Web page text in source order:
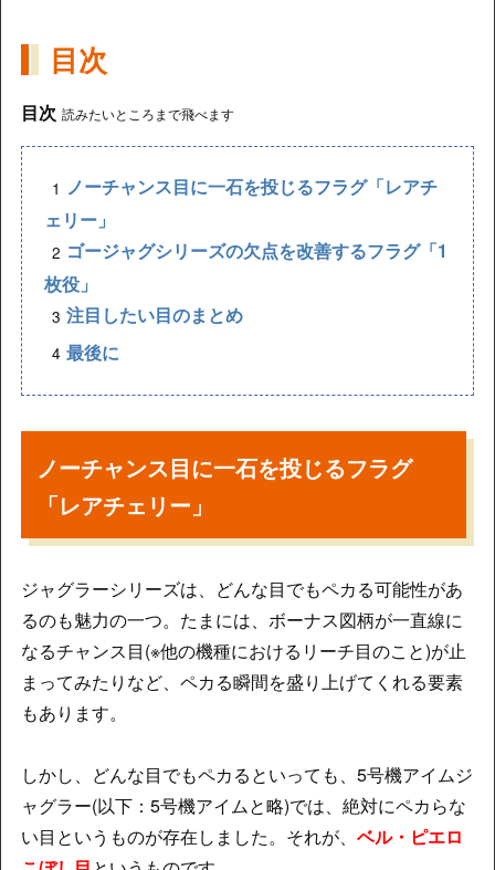
目次
目次 読みたいところまで飛べます
ノーチャンス目に一石を投じるフラグ「レアチ
ェリー」
ゴージャグシリーズの欠点を改善するフラグ「1
枚役」
注目したい目のまとめ
最後に
ノーチャンス目に一石を投じるフラグ
「レアチェリー」
ジャグラーシリーズは、どんな目でもペカる可能性があ
るのも魅力の一つ。たまには、ボーナス図柄が一直線に
なるチャンス目(※他の機種におけるリーチ目のこと)が止
まってみたりなど、ペカる瞬間を盛り上げてくれる要素
もあります。
しかし、どんな目でもペカるといっても、5号機アイムジ
ャグラー(以下：5号機アイムと略)では、絶対にペカらな
い目というものが存在しました。それが、 ベル・ピエロ